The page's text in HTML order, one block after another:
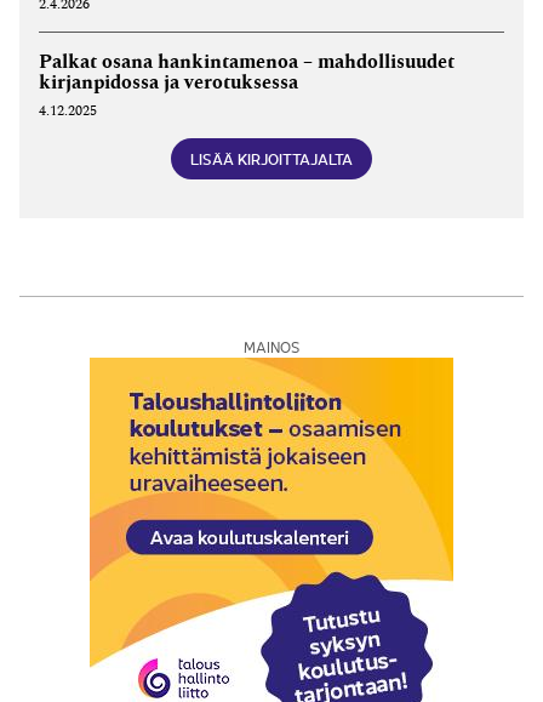
2.4.2026
Palkat osana hankintamenoa – mahdollisuudet
kirjanpidossa ja verotuksessa
4.12.2025
LISÄÄ KIRJOITTAJALTA
MAINOS